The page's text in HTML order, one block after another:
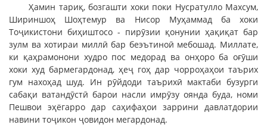
Ҳамин тариқ, бозгашти хоки поки Нусратулло Махсум,
Шириншоҳ Шоҳтемур ва Нисор Муҳаммад ба хоки
Тоҷикистони биҳиштосо - пирӯзии қонунии ҳақиқат бар
зулм ва хотираи миллӣ бар беэътиноӣ мебошад. Миллате,
ки қаҳрамонони худро пос медорад ва онҳоро ба оғӯши
хоки худ бармегардонад, ҳеҷ гоҳ дар чорроҳаҳои таърих
гум нахоҳад шуд. Ин рӯйдоди таърихӣ мактаби бузурги
сабақи ватандӯстӣ барои насли имрӯзу оянда буда, номи
Пешвои эҳёгарро дар саҳифаҳои заррини давлатдории
навини тоҷикон ҷовидон мегардонад.